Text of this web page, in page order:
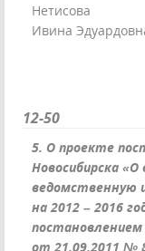
Нетисова
Ивина
12-50
5. О проекте
Новосибирска «О
ведомственную
на 2012 – 2016
постановлением
от 21.09.2011 №